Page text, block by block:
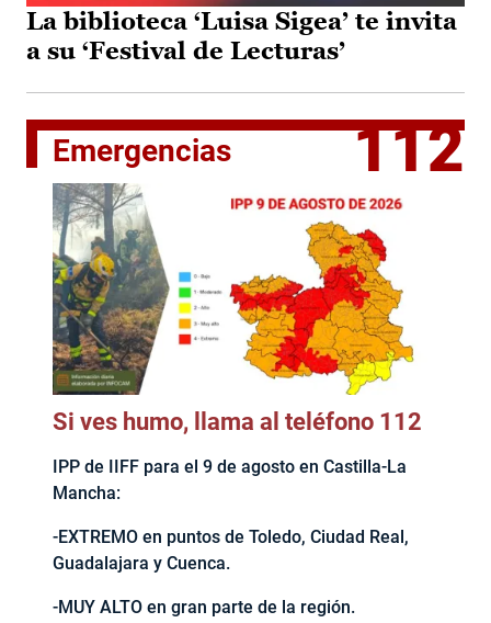
La biblioteca ‘Luisa Sigea’ te invita
a su ‘Festival de Lecturas’
Emergencias 112
Si ves humo, llama al teléfono 112
IPP de IIFF para el 9 de agosto en Castilla-La
Mancha:
-EXTREMO en puntos de Toledo, Ciudad Real,
Guadalajara y Cuenca.
-MUY ALTO en gran parte de la región.